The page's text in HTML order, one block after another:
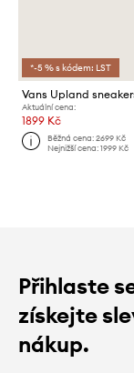
*-5 % s kódem: LST
Vans Upland
Aktuální cena:
1899 Kč
Běžná cena:2699 Kč
Nejnižší cena:1999 Kč
Přihlaste
získejte
nákup.